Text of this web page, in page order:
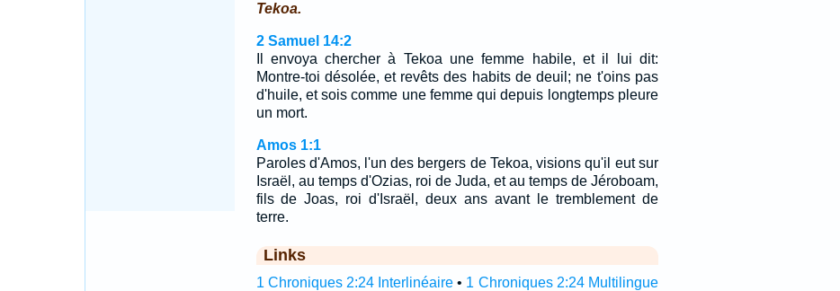
Tekoa.
2 Samuel 14:2
Il envoya chercher à Tekoa une femme habile, et il lui dit:
Montre-toi désolée, et revêts des habits de deuil; ne t'oins pas
d'huile, et sois comme une femme qui depuis longtemps pleure
un mort.
Amos 1:1
Paroles d'Amos, l'un des bergers de Tekoa, visions qu'il eut sur
Israël, au temps d'Ozias, roi de Juda, et au temps de Jéroboam,
fils de Joas, roi d'Israël, deux ans avant le tremblement de
terre.
Links
1 Chroniques 2:24 Interlinéaire • 1 Chroniques 2:24 Multilingue